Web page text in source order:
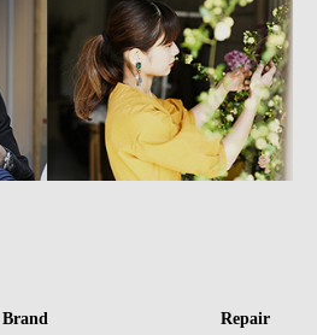
Brand Repair